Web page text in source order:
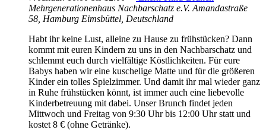
Mehrgenerationenhaus Nachbarschatz e.V. Amandastraße
58, Hamburg Eimsbüttel, Deutschland
Habt ihr keine Lust, alleine zu Hause zu frühstücken? Dann
kommt mit euren Kindern zu uns in den Nachbarschatz und
schlemmt euch durch vielfältige Köstlichkeiten. Für eure
Babys haben wir eine kuschelige Matte und für die größeren
Kinder ein tolles Spielzimmer. Und damit ihr mal wieder ganz
in Ruhe frühstücken könnt, ist immer auch eine liebevolle
Kinderbetreuung mit dabei. Unser Brunch findet jeden
Mittwoch und Freitag von 9:30 Uhr bis 12:00 Uhr statt und
kostet 8 € (ohne Getränke).